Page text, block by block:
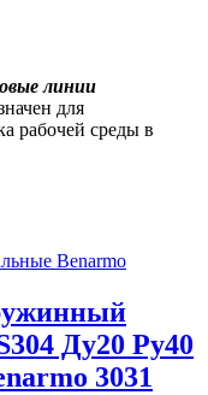
линии
для
рабочей среды в
Benarmo
Ду20 Ру40
3031